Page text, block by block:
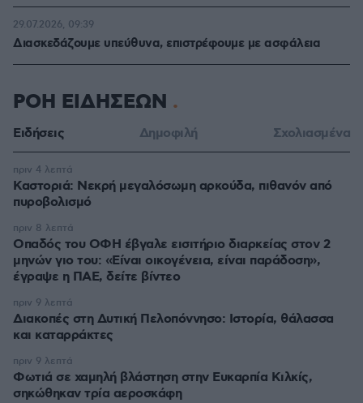
Διασκεδάζουμε υπεύθυνα, επιστρέφουμε με ασφάλεια
29.07.2026, 09:39
ΡΟΗ ΕΙΔΗΣΕΩΝ
Ειδήσεις Δημοφιλή Σχολιασμένα
Καστοριά: Νεκρή μεγαλόσωμη αρκούδα, πιθανόν από
πυροβολισμό
πριν 4 λεπτά
Οπαδός του ΟΦΗ έβγαλε εισιτήριο διαρκείας στον 2
μηνών γιο του: «Είναι οικογένεια, είναι παράδοση»,
έγραψε η ΠΑΕ, δείτε βίντεο
πριν 8 λεπτά
Διακοπές στη Δυτική Πελοπόννησο: Ιστορία, θάλασσα
και καταρράκτες
πριν 9 λεπτά
Φωτιά σε χαμηλή βλάστηση στην Ευκαρπία Κιλκίς,
σηκώθηκαν τρία αεροσκάφη
πριν 9 λεπτά